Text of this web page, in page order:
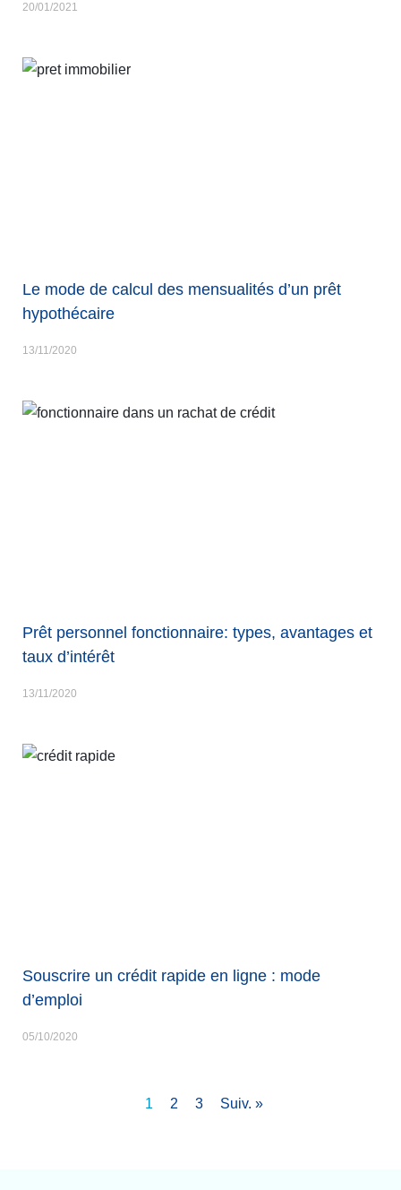
20/01/2021
Le mode de calcul des mensualités d’un prêt
hypothécaire
13/11/2020
Prêt personnel fonctionnaire: types, avantages et
taux d’intérêt
13/11/2020
Souscrire un crédit rapide en ligne : mode
d’emploi
05/10/2020
1 2 3 Suiv. »